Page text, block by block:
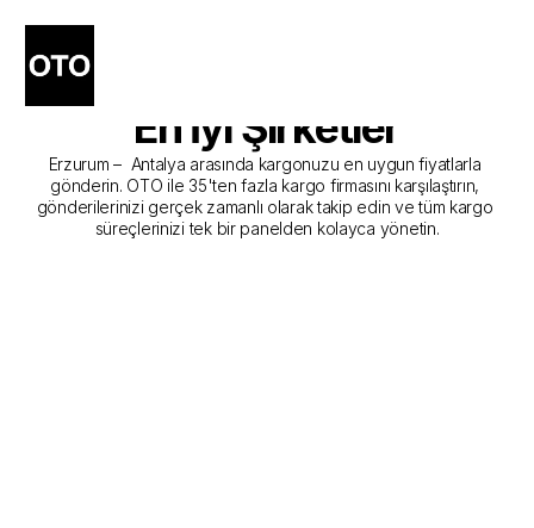
Erzurum - Antalya Kargo
Gönderim Hizmeti Sunan
En İyi Şirketler
Erzurum –  Antalya arasında kargonuzu en uygun fiyatlarla
gönderin. OTO ile 35'ten fazla kargo firmasını karşılaştırın,
gönderilerinizi gerçek zamanlı olarak takip edin ve tüm kargo
süreçlerinizi tek bir panelden kolayca yönetin.